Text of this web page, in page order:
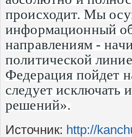
происходит. Мы
информационный
направлениям -
политической
Федерация пойдет
следует
решений».
Источник: http://